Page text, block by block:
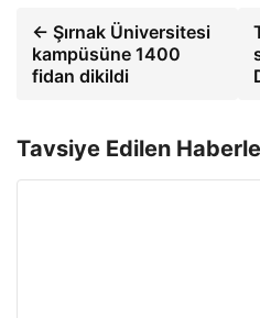
← Şırnak Üniversitesi
kampüsüne 1400
fidan dikildi
Tavsiye Edilen